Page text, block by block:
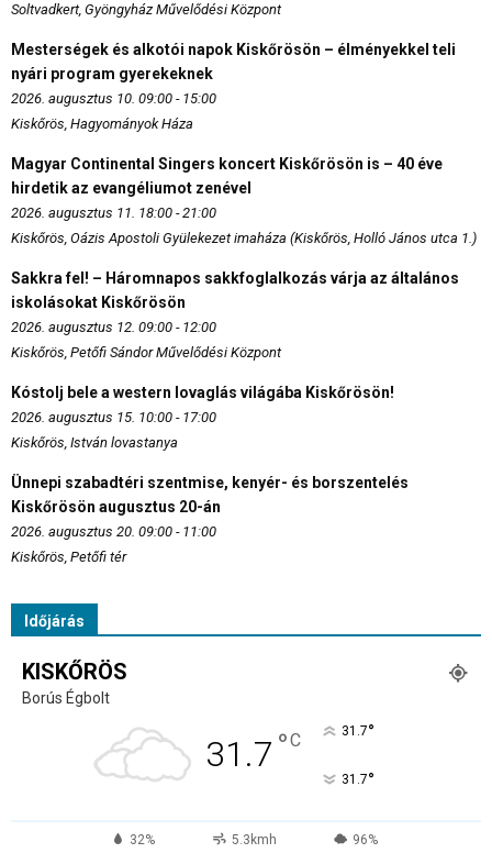
Soltvadkert, Gyöngyház Művelődési Központ
Mesterségek és alkotói napok Kiskőrösön – élményekkel teli
nyári program gyerekeknek
2026. augusztus 10. 09:00 - 15:00
Kiskőrös, Hagyományok Háza
Magyar Continental Singers koncert Kiskőrösön is – 40 éve
hirdetik az evangéliumot zenével
2026. augusztus 11. 18:00 - 21:00
Kiskőrös, Oázis Apostoli Gyülekezet imaháza (Kiskőrös, Holló János utca 1.)
Sakkra fel! – Háromnapos sakkfoglalkozás várja az általános
iskolásokat Kiskőrösön
2026. augusztus 12. 09:00 - 12:00
Kiskőrös, Petőfi Sándor Művelődési Központ
Kóstolj bele a western lovaglás világába Kiskőrösön!
2026. augusztus 15. 10:00 - 17:00
Kiskőrös, István lovastanya
Ünnepi szabadtéri szentmise, kenyér- és borszentelés
Kiskőrösön augusztus 20-án
2026. augusztus 20. 09:00 - 11:00
Kiskőrös, Petőfi tér
Időjárás
KISKŐRÖS
Borús Égbolt
31.7 °C 31.7°
31.7°
32% 5.3kmh 96%